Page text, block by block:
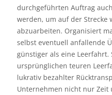
durchgeführten Auftrag
werden, um auf der Strecke
abzuarbeiten. Organisiert
selbst eventuell anfallende
günstiger als eine Leerfahrt.
ursprünglichen teuren
lukrativ bezahlter
Unternehmen nicht nur Zeit